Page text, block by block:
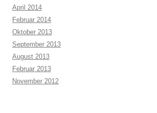
April 2014
Februar 2014
Oktober 2013
September 2013
August 2013
Februar 2013
November 2012